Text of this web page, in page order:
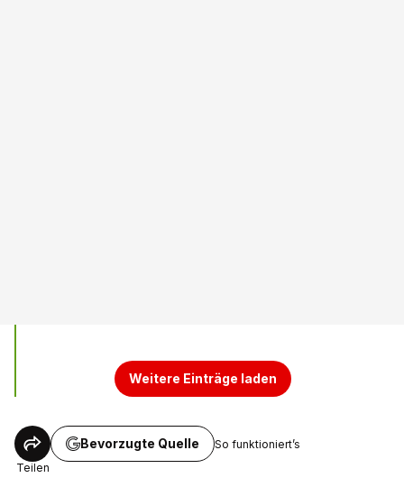
Weitere Einträge laden
Teilen
Bevorzugte Quelle So funktioniert’s